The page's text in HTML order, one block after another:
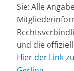
Sie: Alle
und die
Hier der Link